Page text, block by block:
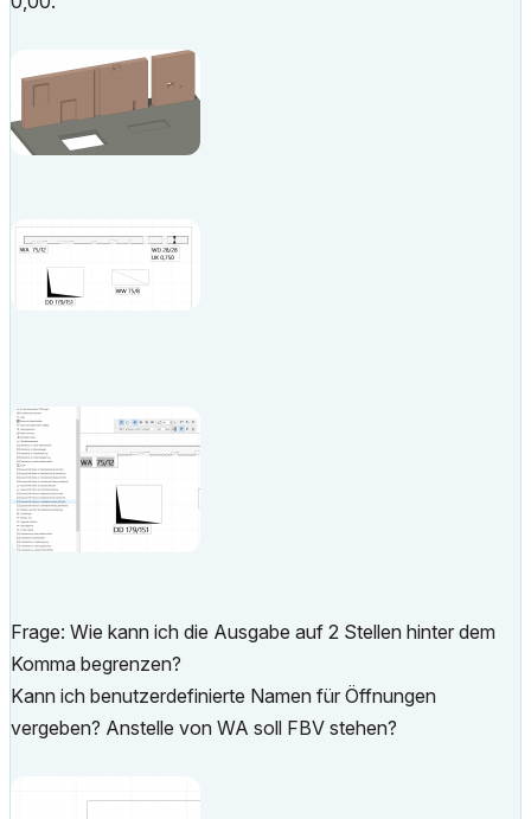
Frage: Wie kann ich die Ausgabe auf 2 Stellen hinter dem
Komma begrenzen?
Kann ich benutzerdefinierte Namen für Öffnungen
vergeben? Anstelle von WA soll FBV stehen?